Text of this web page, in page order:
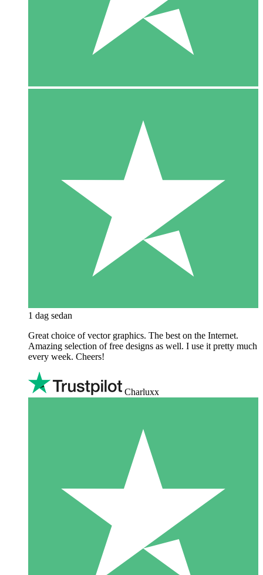
1 dag sedan
Great choice of vector graphics. The best on the Internet.
Amazing selection of free designs as well. I use it pretty much
every week. Cheers!
Charluxx